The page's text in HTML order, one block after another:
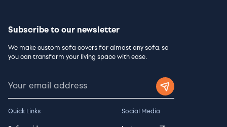
Subscribe to our newsletter
We make custom sofa covers for almost any sofa, so
you can transform your living space with ease.
Quick Links Social Media